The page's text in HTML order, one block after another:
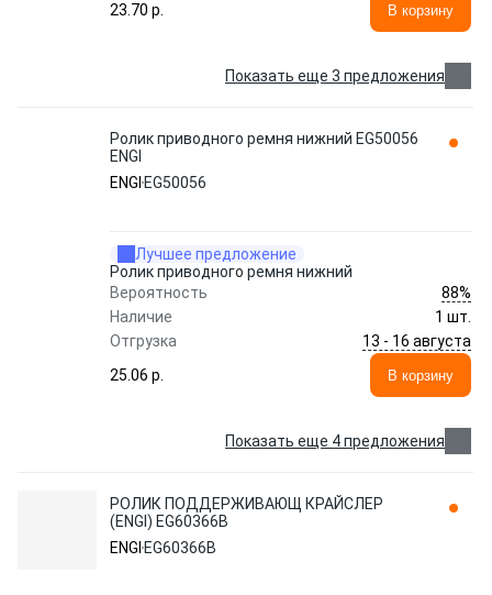
23.70 p. В корзину
Показать еще 3 предложения
Ролик приводного ремня нижний EG50056
ENGI
ENGI EG50056
Лучшее предложение
Ролик приводного ремня нижний
Вероятность
88%
Наличие
1 шт.
Отгрузка
13 - 16 августа
25.06 p.
В корзину
Показать еще 4 предложения
РОЛИК ПОДДЕРЖИВАЮЩ КРАЙСЛЕР
(ENGI) EG60366B
ENGI EG60366B